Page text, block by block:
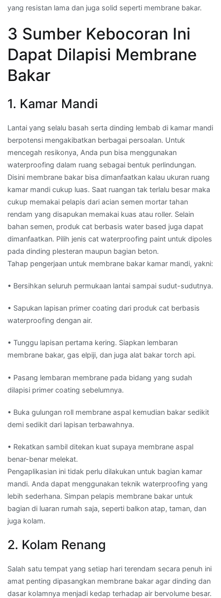
yang resistan lama dan juga solid seperti membrane bakar.
3 Sumber Kebocoran Ini
Dapat Dilapisi Membrane
Bakar
1. Kamar Mandi
Lantai yang selalu basah serta dinding lembab di kamar mandi
berpotensi mengakibatkan berbagai persoalan. Untuk
mencegah resikonya, Anda pun bisa menggunakan
waterproofing dalam ruang sebagai bentuk perlindungan.
Disini membrane bakar bisa dimanfaatkan kalau ukuran ruang
kamar mandi cukup luas. Saat ruangan tak terlalu besar maka
cukup memakai pelapis dari acian semen mortar tahan
rendam yang disapukan memakai kuas atau roller. Selain
bahan semen, produk cat berbasis water based juga dapat
dimanfaatkan. Pilih jenis cat waterproofing paint untuk dipoles
pada dinding plesteran maupun bagian beton.
Tahap pengerjaan untuk membrane bakar kamar mandi, yakni:
• Bersihkan seluruh permukaan lantai sampai sudut-sudutnya.
• Sapukan lapisan primer coating dari produk cat berbasis
waterproofing dengan air.
• Tunggu lapisan pertama kering. Siapkan lembaran
membrane bakar, gas elpiji, dan juga alat bakar torch api.
• Pasang lembaran membrane pada bidang yang sudah
dilapisi primer coating sebelumnya.
• Buka gulungan roll membrane aspal kemudian bakar sedikit
demi sedikit dari lapisan terbawahnya.
• Rekatkan sambil ditekan kuat supaya membrane aspal
benar-benar melekat.
Pengaplikasian ini tidak perlu dilakukan untuk bagian kamar
mandi. Anda dapat menggunakan teknik waterproofing yang
lebih sederhana. Simpan pelapis membrane bakar untuk
bagian di luaran rumah saja, seperti balkon atap, taman, dan
juga kolam.
2. Kolam Renang
Salah satu tempat yang setiap hari terendam secara penuh ini
amat penting dipasangkan membrane bakar agar dinding dan
dasar kolamnya menjadi kedap terhadap air bervolume besar.